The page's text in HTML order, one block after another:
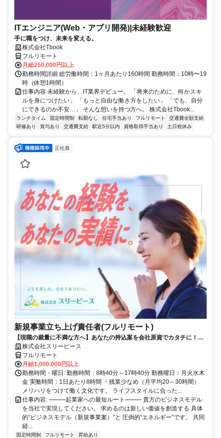
ITエンジニア(Web・アプリ開発)|未経験歓迎
手に職をつけ、未来を変える。
株式会社Tbook
フルリモート
月給250,000円以上
勤務時間詳細 総労働時間：1ヶ月あたり160時間 勤務時間：10時〜19
時（休憩1時間）
仕事内容 未経験から、IT業界デビュー。 「将来のために、何かスキ
ルを身につけたい」 「もっと自由な働き方をしたい」 「でも、自分
にできるのか不安…」 そんな想いを持つ方へ。 株式会社Tbook...
ランチタイム 固定時間制 転勤なし 住宅手当あり フルリモート
交通費全額支給
研修あり
賞与あり 交通費支給 駅近5分以内 資格取得手当あり 土日祝休み
正社員
新規事業立ち上げ責任者(フルリモート)
【現職の裁量に不満な方へ】あなたの持込案を会社原資でカタチに！最
短6ヶ月で共同経営者の道へ
株式会社スリーピース
フルリモート
月給1,000,000円以上
勤務時間・曜日: 勤務時間：8時40分～17時40分 勤務曜日：月火水木
金 実働時間：1日あたり8時間 ・残業少なめ（月平均20～30時間）
メリハリをつけて働く文化です。 ライフスタイルに合った...
仕事内容: ⸻起業家への最短ルート⸻ 貴方のビジネスモデル
を当社で実現してください。 求めるのは新しい価値を創造する 具体
的“ビジネスモデル（新規事業案）”と 圧倒的“エネルギー”です。 共同
経...
固定時間制 フルリモート 昇給あり